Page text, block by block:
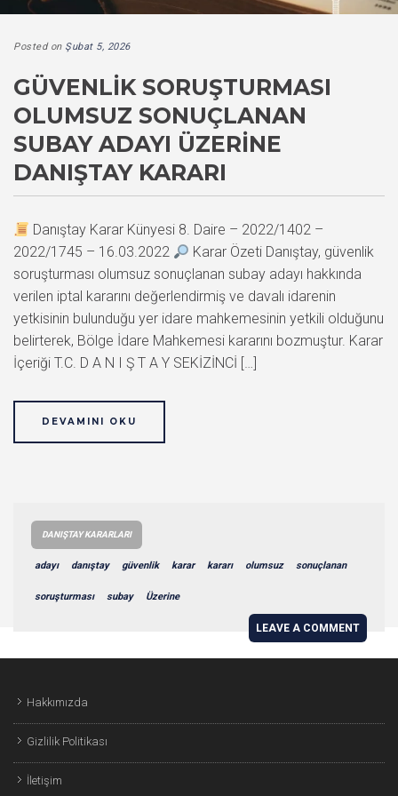
Posted on Şubat 5, 2026
GÜVENLIK SORUŞTURMASI
OLUMSUZ SONUÇLANAN
SUBAY ADAYI ÜZERINE
DANIŞTAY KARARI
Danıştay Karar Künyesi 8. Daire – 2022/1402 –
2022/1745 – 16.03.2022
Karar Özeti Danıştay, güvenlik
soruşturması olumsuz sonuçlanan subay adayı hakkında
verilen iptal kararını değerlendirmiş ve davalı idarenin
yetkisinin bulunduğu yer idare mahkemesinin yetkili olduğunu
belirterek, Bölge İdare Mahkemesi kararını bozmuştur. Karar
İçeriği T.C. D A N I Ş T A Y SEKİZİNCİ […]
DEVAMINI OKU
DANIŞTAY KARARLARI
adayı danıştay güvenlik karar kararı olumsuz sonuçlanan
soruşturması subay Üzerine
LEAVE A COMMENT
Hakkımızda
Gizlilik Politikası
İletişim